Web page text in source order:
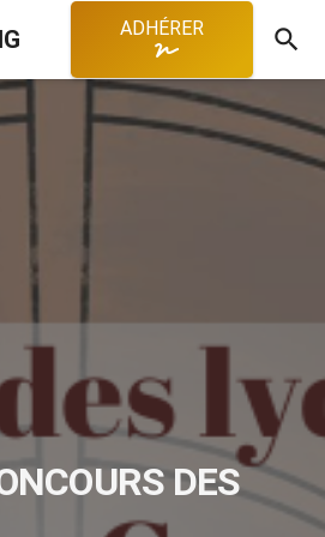
ADHÉRER search
DES